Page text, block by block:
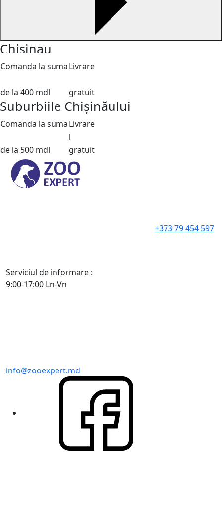
Chisinau
Comanda la sumaLivrare
de la 400 mdl gratuit
Suburbiile Chișinăului
Comanda la sumaLivrare
l
de la 500 mdl
gratuit
+373 79 454 597
Serviciul de informare :
9:00-17:00 Ln-Vn
info@zooexpert.md